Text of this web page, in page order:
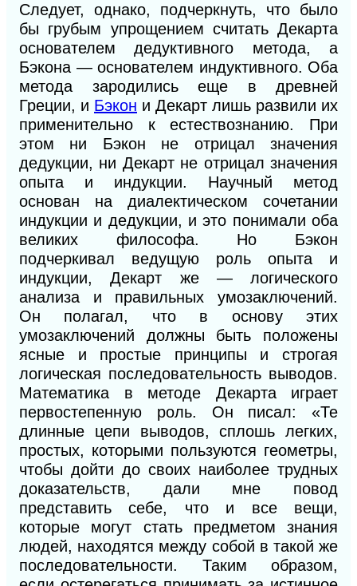
Следует, однако, подчеркнуть, что было
бы грубым упрощением считать Декарта
основателем дедуктивного метода, а
Бэкона — основателем индуктивного. Оба
метода зародились еще в древней
Греции, и Бэкон и Декарт лишь развили их
применительно к естествознанию. При
этом ни Бэкон не отрицал значения
дедукции, ни Декарт не отрицал значения
опыта и индукции. Научный метод
основан на диалектическом сочетании
индукции и дедукции, и это понимали оба
великих философа. Но Бэкон
подчеркивал ведущую роль опыта и
индукции, Декарт же — логического
анализа и правильных умозаключений.
Он полагал, что в основу этих
умозаключений должны быть положены
ясные и простые принципы и строгая
логическая последовательность выводов.
Математика в методе Декарта играет
первостепенную роль. Он писал: «Те
длинные цепи выводов, сплошь легких,
простых, которыми пользуются геометры,
чтобы дойти до своих наиболее трудных
доказательств, дали мне повод
представить себе, что и все вещи,
которые могут стать предметом знания
людей, находятся между собой в такой же
последовательности. Таким образом,